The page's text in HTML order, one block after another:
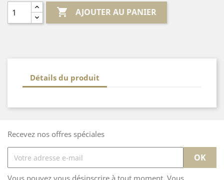
 AJOUTER AU PANIER
Détails du produit
Recevez nos offres spéciales
Vous pouvez vous désinscrire à tout moment. Vous